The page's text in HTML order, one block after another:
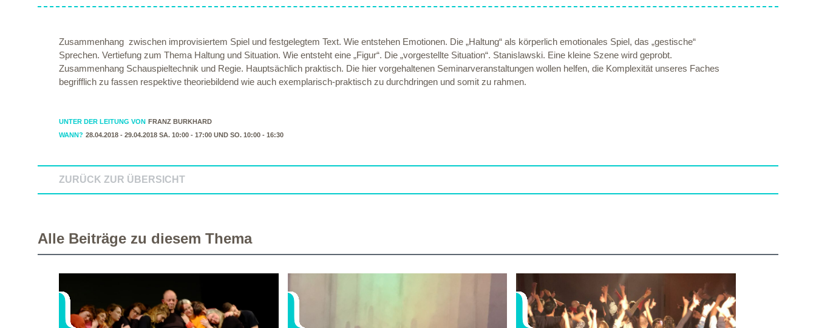
Zusammenhang zwischen improvisiertem Spiel und festgelegtem Text. Wie entstehen Emotionen. Die „Haltung“ als körperlich emotionales Spiel, das „gestische“
Sprechen. Vertiefung zum Thema Haltung und Situation. Wie entsteht eine „Figur“. Die „vorgestellte Situation“. Stanislawski. Eine kleine Szene wird geprobt.
Zusammenhang Schauspieltechnik und Regie. Hauptsächlich praktisch. Die hier vorgehaltenen Seminarveranstaltungen wollen helfen, die Komplexität unseres Faches
begrifflich zu fassen respektive theoriebildend wie auch exemplarisch-praktisch zu durchdringen und somit zu rahmen.
UNTER DER LEITUNG VON FRANZ BURKHARD
WANN? 28.04.2018 - 29.04.2018 SA. 10:00 - 17:00 UND SO. 10:00 - 16:30
ZURÜCK ZUR ÜBERSICHT
Alle Beiträge zu diesem Thema